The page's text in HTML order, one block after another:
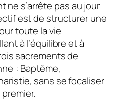
ne s’arrête pas au jour
est de structurer une
toute la vie
à l’équilibre et à
sacrements de
: Baptême,
sans se focaliser